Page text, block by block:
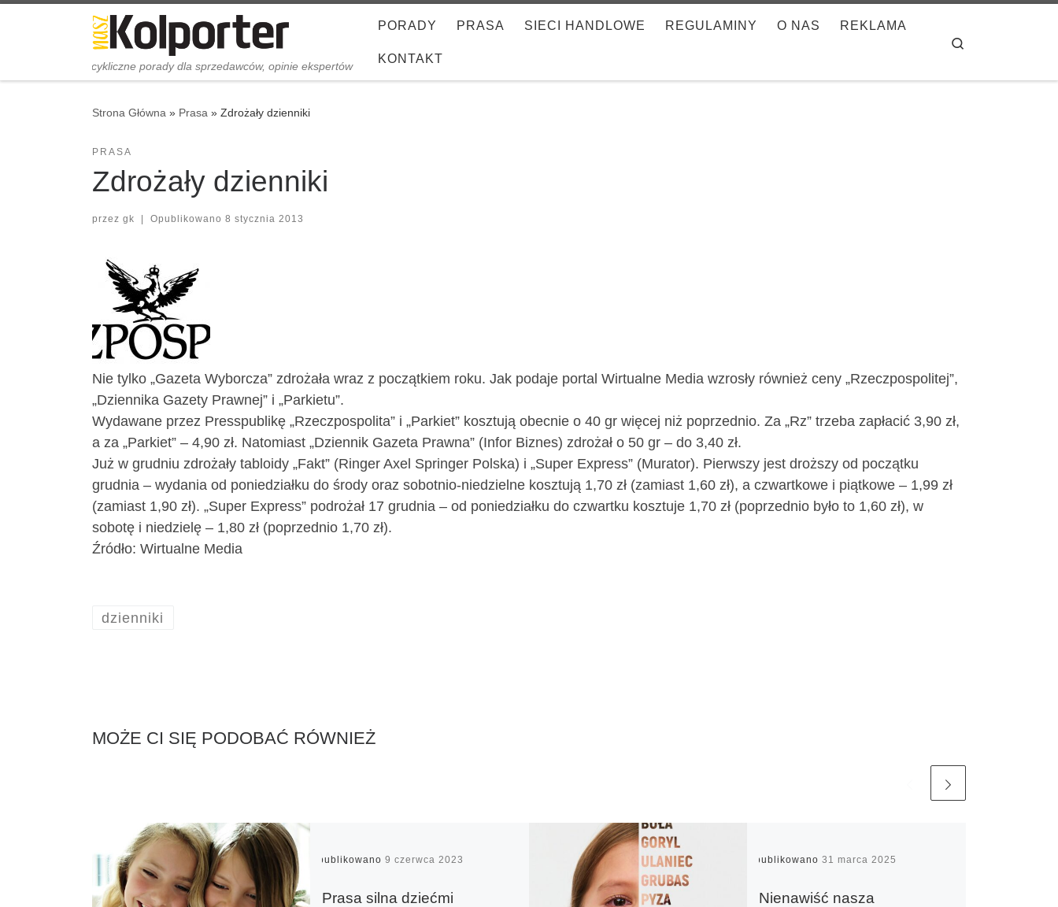
Skip to content
cykliczne porady dla sprzedawców, opinie ekspertów
PORADY PRASA SIECI HANDLOWE REGULAMINY O NAS REKLAMA
KONTAKT
Strona Główna » Prasa » Zdrożały dzienniki
PRASA
Zdrożały dzienniki
przez gk Opublikowano 8 stycznia 2013
Nie tylko „Gazeta Wyborcza” zdrożała wraz z początkiem roku. Jak podaje portal Wirtualne Media wzrosły również ceny „Rzeczpospolitej”,
„Dziennika Gazety Prawnej” i „Parkietu”.
Wydawane przez Presspublikę „Rzeczpospolita” i „Parkiet” kosztują obecnie o 40 gr więcej niż poprzednio. Za „Rz” trzeba zapłacić 3,90 zł,
a za „Parkiet” – 4,90 zł. Natomiast „Dziennik Gazeta Prawna” (Infor Biznes) zdrożał o 50 gr – do 3,40 zł.
Już w grudniu zdrożały tabloidy „Fakt” (Ringer Axel Springer Polska) i „Super Express” (Murator). Pierwszy jest droższy od początku
grudnia – wydania od poniedziałku do środy oraz sobotnio-niedzielne kosztują 1,70 zł (zamiast 1,60 zł), a czwartkowe i piątkowe – 1,99 zł
(zamiast 1,90 zł). „Super Express” podrożał 17 grudnia – od poniedziałku do czwartku kosztuje 1,70 zł (poprzednio było to 1,60 zł), w
sobotę i niedzielę – 1,80 zł (poprzednio 1,70 zł).
Źródło: Wirtualne Media
dzienniki
MOŻE CI SIĘ PODOBAĆ RÓWNIEŻ
Opublikowano 9 czerwca 2023
Prasa silna dziećmi
Opublikowano 31 marca 2025
Nienawiść nasza